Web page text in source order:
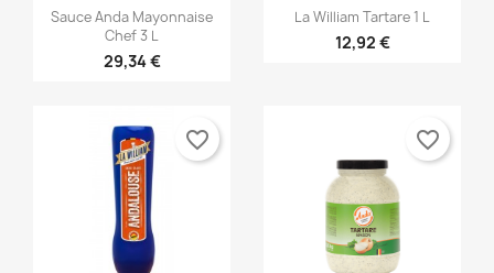
Γρήγορη προβολή
Sauce Anda Mayonnaise
Chef 3 L
29,34 €
Γρήγορη προβολή
La William Tartare 1 L
12,92 €
favorite_border favorite_border